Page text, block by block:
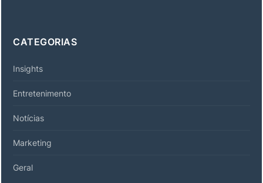
CATEGORIAS
Insights
Entretenimento
Notícias
Marketing
Geral